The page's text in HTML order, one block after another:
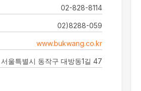
02-828-8114
02)8288-059
www.bukwang.co.kr
서울특별시 동작구 대방동1길 47